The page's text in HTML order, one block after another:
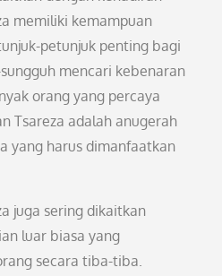
memiliki kemampuan
petunjuk penting bagi
mencari kebenaran
orang yang percaya
Tsareza adalah anugerah
yang harus dimanfaatkan
juga sering dikaitkan
luar biasa yang
secara tiba-tiba.